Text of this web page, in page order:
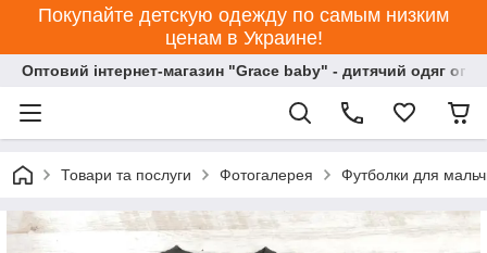
Покупайте детскую одежду по самым низким
ценам в Украине!
Оптовий інтернет-магазин "Grace baby" - дитячий одяг
Товари та послуги Фотогалерея Футболки для